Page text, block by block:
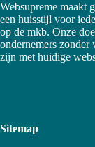
Websupreme maakt
een huisstijl voor
op de mkb. Onze
ondernemers zonder
zijn met huidige
Sitemap